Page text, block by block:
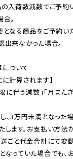
の入荷数減数でご予約
。
なる商品をご予約い
来なかった場合。
ついて
計算されます】
に伴う減数」「月また
、3万円未満となった
ます。お支払い方法
っていた場合でも、